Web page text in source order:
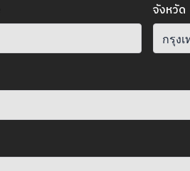
จังหวัด